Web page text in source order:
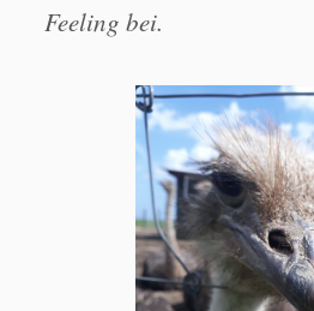
Feeling bei.